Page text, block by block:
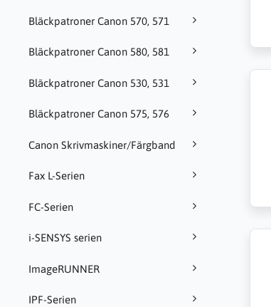
Bläckpatroner Canon 570, 571
Bläckpatroner Canon 580, 581
Bläckpatroner Canon 530, 531
Bläckpatroner Canon 575, 576
Canon Skrivmaskiner/Färgband
Fax L-Serien
FC-Serien
i-SENSYS serien
ImageRUNNER
IPF-Serien